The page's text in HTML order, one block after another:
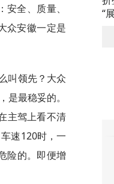
全、质量、
众安徽一定是
叫领先？大众
最稳妥的。
主驾上看不清
速120时，一
险的。即便增
“